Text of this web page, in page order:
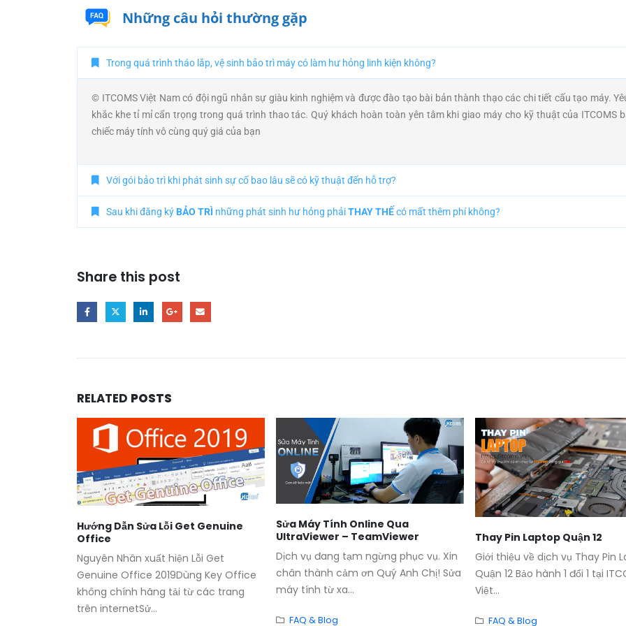
Những câu hỏi thường gặp
Trong quá trình tháo lắp, vệ sinh bảo trì máy có làm hư hỏng linh kiện không?
© ITCOMS Việt Nam có đội ngũ nhân sự giàu kinh nghiệm và được đào tạo bài bản thành thạo các chi tiết cấu tạo máy.
khắc khe tỉ mỉ cẩn trọng trong quá trình thao tác. Quý khách hoàn toàn yên tâm khi giao máy cho kỹ thuật của ITCOMS
chiếc máy tính vô cùng quý giá của bạn
Với gói bảo trì khi phát sinh sự cố bao lâu sẽ có kỹ thuật đến hỗ trợ?
Sau khi đăng ký BẢO TRÌ những phát sinh hư hỏng phảiTHAY THẾcó mất thêm phí không?
Share this post
RELATED POSTS
Hướng Dẫn Sửa Lỗi Get Genuine
Office
Nguyên Nhân xuất hiện Lỗi Get
Genuine Office 2019Dùng Key Office
không chính hãng tải từ các trang
trên internetSử...
Sửa Máy Tính Online Qua
UltraViewer – TeamViewer
Dịch vụ đang tạm ngừng phục vụ. Xin
chân thành cảm ơn Quý Anh Chị! Sửa
máy tính từ xa...
FAQ & Blog
Thay Pin Laptop Quận 12
Giới thiệu về dịch vụ Thay Pin
Quận 12 Bảo hành 1 đổi 1 tại
Việt...
FAQ & Blog